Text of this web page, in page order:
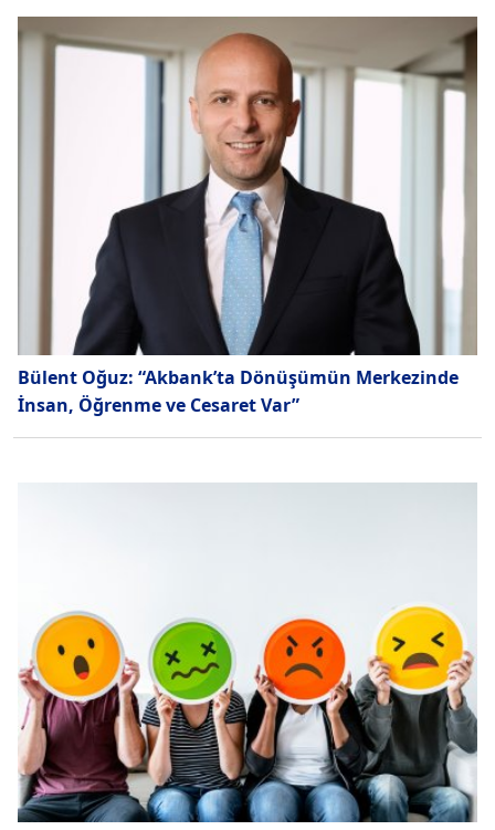
Bülent Oğuz: “Akbank’ta Dönüşümün Merkezinde
İnsan, Öğrenme ve Cesaret Var”